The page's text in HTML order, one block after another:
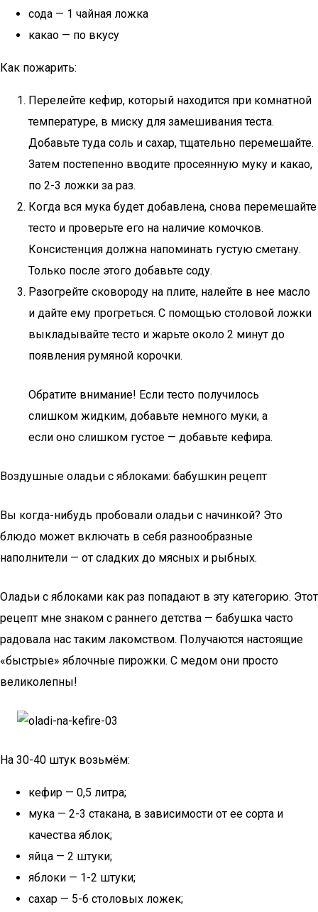
сода — 1 чайная ложка
какао — по вкусу
Как пожарить:
Перелейте кефир, который находится при комнатной
температуре, в миску для замешивания теста.
Добавьте туда соль и сахар, тщательно перемешайте.
Затем постепенно вводите просеянную муку и какао,
по 2-3 ложки за раз.
Когда вся мука будет добавлена, снова перемешайте
тесто и проверьте его на наличие комочков.
Консистенция должна напоминать густую сметану.
Только после этого добавьте соду.
Разогрейте сковороду на плите, налейте в нее масло
и дайте ему прогреться. С помощью столовой ложки
выкладывайте тесто и жарьте около 2 минут до
появления румяной корочки.
Обратите внимание! Если тесто получилось
слишком жидким, добавьте немного муки, а
если оно слишком густое — добавьте кефира.
Воздушные оладьи с яблоками: бабушкин рецепт
Вы когда-нибудь пробовали оладьи с начинкой? Это
блюдо может включать в себя разнообразные
наполнители — от сладких до мясных и рыбных.
Оладьи с яблоками как раз попадают в эту категорию. Этот
рецепт мне знаком с раннего детства — бабушка часто
радовала нас таким лакомством. Получаются настоящие
«быстрые» яблочные пирожки. С медом они просто
великолепны!
На 30-40 штук возьмём:
кефир — 0,5 литра;
мука — 2-3 стакана, в зависимости от ее сорта и
качества яблок;
яйца — 2 штуки;
яблоки — 1-2 штуки;
сахар — 5-6 столовых ложек;